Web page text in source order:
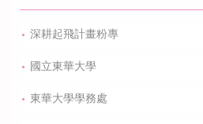
深耕起飛計畫粉專
國立東華大學
東華大學學務處